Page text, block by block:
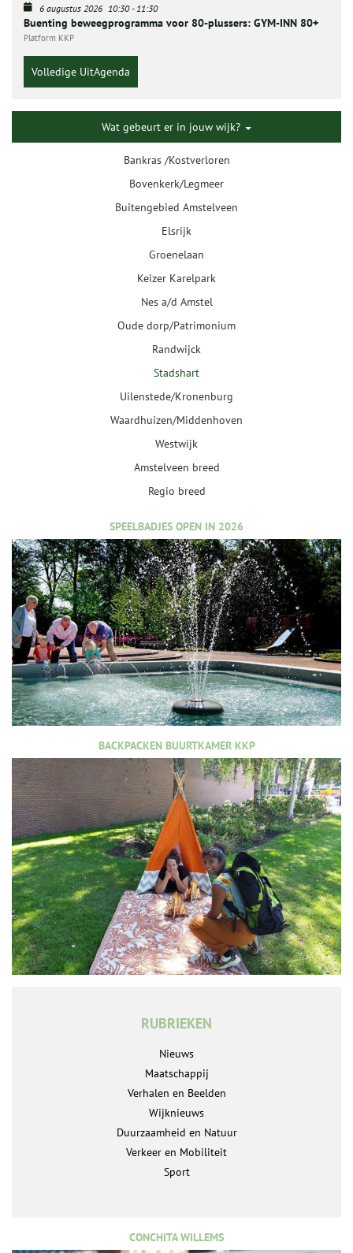
6 augustus 2026 10:30-11:30
Buenting beweegprogramma voor 80-plussers: GYM-INN 80+
Platform KKP
Volledige UitAgenda
Wat gebeurt er in jouw wijk?
Bankras /Kostverloren
Bovenkerk/Legmeer
Buitengebied Amstelveen
Elsrijk
Groenelaan
Keizer Karelpark
Nes a/d Amstel
Oude dorp/Patrimonium
Randwijck
Stadshart
Uilenstede/Kronenburg
Waardhuizen/Middenhoven
Westwijk
Amstelveen breed
Regio breed
SPEELBADJES OPEN IN 2026
BACKPACKEN BUURTKAMER KKP
RUBRIEKEN
Nieuws
Maatschappij
Verhalen en Beelden
Wijknieuws
Duurzaamheid en Natuur
Verkeer en Mobiliteit
Sport
CONCHITA WILLEMS